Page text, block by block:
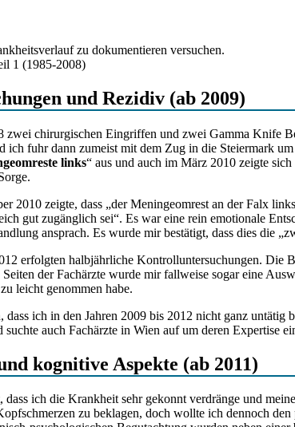
zu dokumentieren versuchen.
1 (1985-2008)
und Rezidiv (ab 2009)
zwei chirurgischen Eingriffen und zwei Gamma Knife
ich fuhr dann zumeist mit dem Zug in die Steiermark
links“ aus und auch im März 2010 zeigte
2010 zeigte, dass „der Meningeomrest an der Falx
gut zugänglich sei“. Es war eine rein emotionale
ansprach. Es wurde mir bestätigt, dass dies die
erfolgten halbjährliche Kontrolluntersuchungen. Die
der Fachärzte wurde mir fallweise sogar eine
leicht genommen habe.
ich in den Jahren 2009 bis 2012 nicht ganz untätig
auch Fachärzte in Wien auf um deren Expertise
kognitive Aspekte (ab 2011)
dass ich die Krankheit sehr gekonnt verdränge und
zu beklagen, doch wollte ich dennoch